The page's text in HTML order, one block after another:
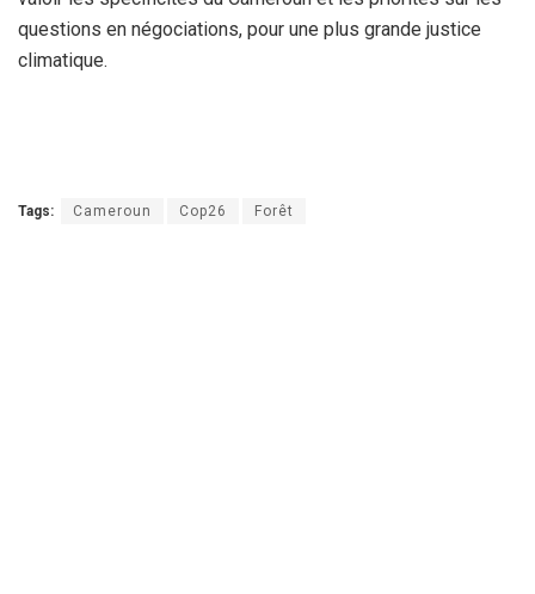
questions en négociations, pour une plus grande justice
climatique.
Tags: Cameroun Cop26 Forêt